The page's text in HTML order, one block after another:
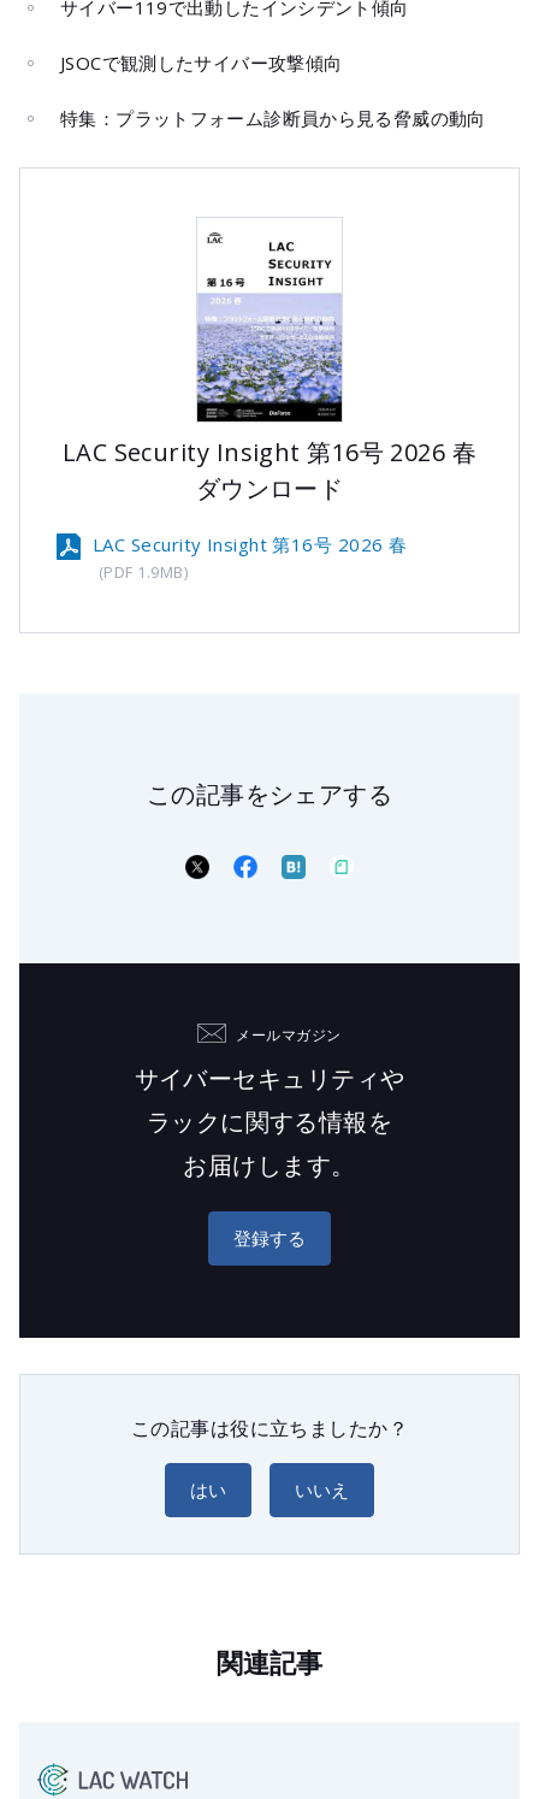
サイバー119で出動したインシデント傾向
JSOCで観測したサイバー攻撃傾向
特集：プラットフォーム診断員から見る脅威の動向
LAC Security Insight 第16号 2026 春
ダウンロード
LAC Security Insight 第16号 2026 春
(PDF 1.9MB)
この記事をシェアする
メールマガジン
サイバーセキュリティや
ラックに関する情報を
お届けします。
登録する
この記事は役に立ちましたか？
はい いいえ
関連記事